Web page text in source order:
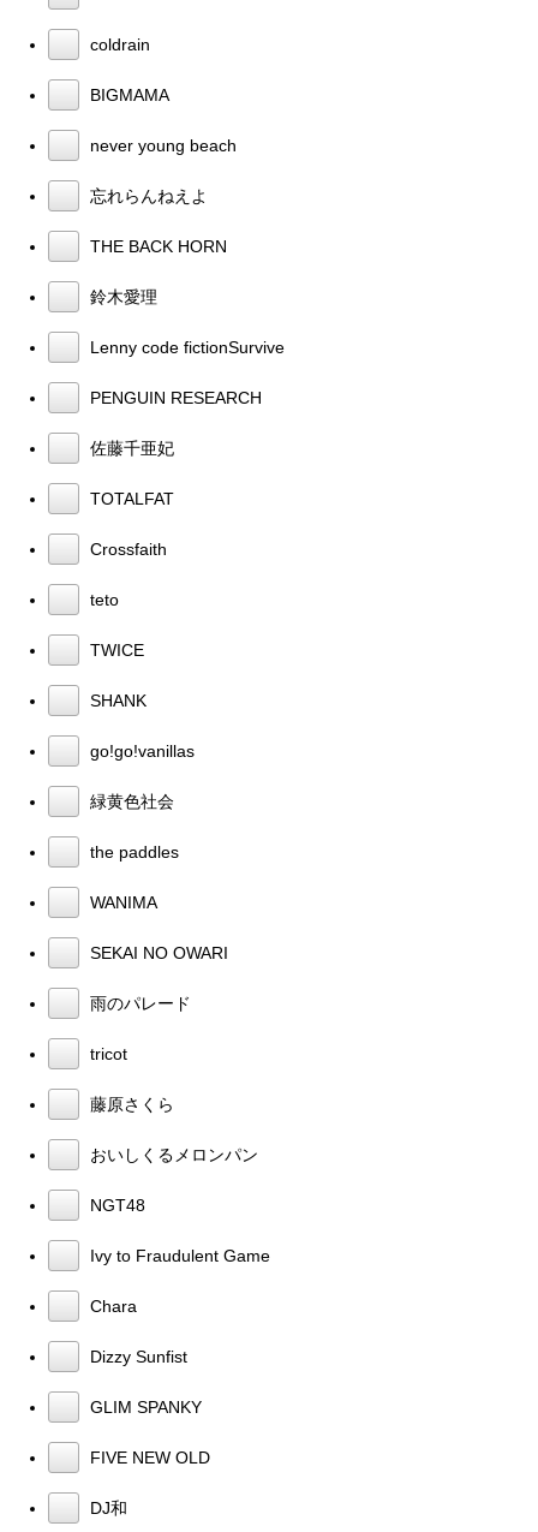
coldrain
BIGMAMA
never young beach
忘れらんねえよ
THE BACK HORN
鈴木愛理
Lenny code fictionSurvive
PENGUIN RESEARCH
佐藤千亜妃
TOTALFAT
Crossfaith
teto
TWICE
SHANK
go!go!vanillas
緑黄色社会
the paddles
WANIMA
SEKAI NO OWARI
雨のパレード
tricot
藤原さくら
おいしくるメロンパン
NGT48
Ivy to Fraudulent Game
Chara
Dizzy Sunfist
GLIM SPANKY
FIVE NEW OLD
DJ和